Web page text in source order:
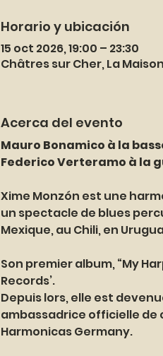
Horario y ubicación
15 oct 2026, 19:00 – 23:30
Châtres sur Cher, La
Acerca del evento
Mauro Bonamico à la
Federico Verteramo à la
Xime Monzón est une
un spectacle de blues
Mexique, au Chili, en
Son premier album, “My
Records’.
Depuis lors, elle est
ambassadrice officielle de
Harmonicas Germany.